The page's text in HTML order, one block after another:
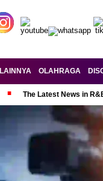
LAINNYA OLAHRAGA
The Latest News in